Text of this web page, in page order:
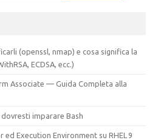
(openssl, nmap) e cosa significa la
ECDSA, ecc.)
Associate — Guida Completa alla
dovresti imparare Bash
Execution Environment su RHEL 9